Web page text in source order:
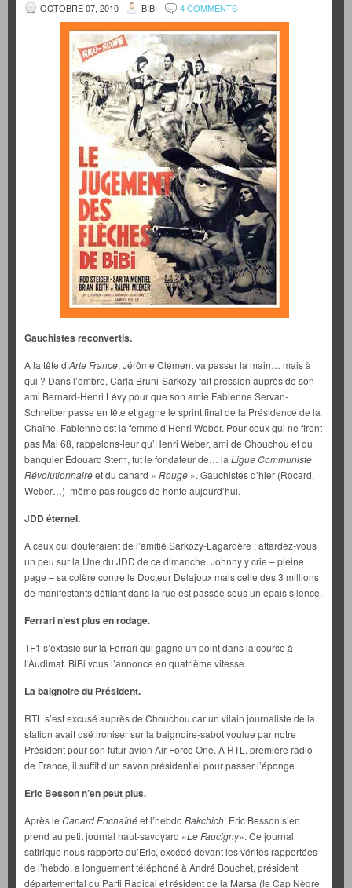
OCTOBRE 07, 2010 BIBI 4 COMMENTS
Gauchistes reconvertis.
A la tête d’Arte France, Jérôme Clément va passer la main… mais à
qui ? Dans l’ombre, Carla Bruni-Sarkozy fait pression auprès de son
ami Bernard-Henri Lévy pour que son amie Fabienne Servan-
Schreiber passe en tête et gagne le sprint final de la Présidence de la
Chaîne. Fabienne est la femme d’Henri Weber. Pour ceux qui ne firent
pas Mai 68, rappelons-leur qu’Henri Weber, ami de Chouchou et du
banquier Édouard Stern, fut le fondateur de… la Ligue Communiste
Révolutionnaireet du canard « Rouge ». Gauchistes d’hier (Rocard,
Weber…) même pas rouges de honte aujourd’hui.
JDD éternel.
A ceux qui douteraient de l’amitié Sarkozy-Lagardère : attardez-vous
un peu sur la Une du JDD de ce dimanche. Johnny y crie – pleine
page – sa colère contre le Docteur Delajoux mais celle des 3 millions
de manifestants défilant dans la rue est passée sous un épais silence.
Ferrari n’est plus en rodage.
TF1 s’extasie sur la Ferrari qui gagne un point dans la course à
l’Audimat. BiBi vous l’annonce en quatrième vitesse.
La baignoire du Président.
RTL s’est excusé auprès de Chouchou car un vilain journaliste de la
station avait osé ironiser sur la baignoire-sabot voulue par notre
Président pour son futur avion Air Force One. A RTL, première radio
de France, il suffit d’un savon présidentiel pour passer l’éponge.
Eric Besson n’en peut plus.
Après le Canard Enchaînéet l’hebdo Bakchich, Eric Besson s’en
prend au petit journal haut-savoyard «Le Faucigny». Ce journal
satirique nous rapporte qu’Eric, excédé devant les vérités rapportées
de l’hebdo, a longuement téléphoné à André Bouchet, président
départemental du Parti Radical et résident de la Marsa (le Cap Nègre